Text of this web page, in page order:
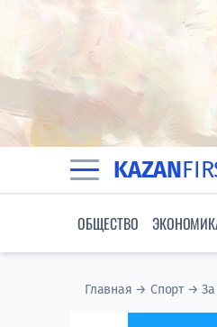
KAZAN
ОБЩЕСТВО
Главная →Спорт→